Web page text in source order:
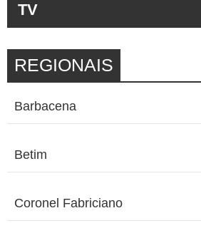
TV
REGIONAIS
Barbacena
Betim
Coronel Fabriciano